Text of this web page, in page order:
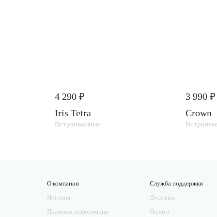
4 290 ₽
Iris Tetra
Встраиваемые
3 990 ₽
Crown
О компании
История
Правовая информация
Служба поддержки
Доставка
Оплата